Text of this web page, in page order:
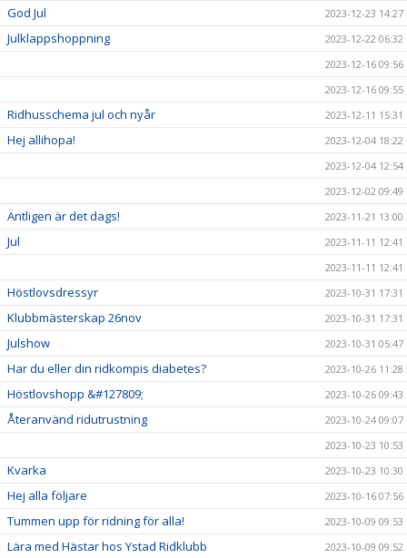
God Jul 2023-12-23 14:27
Julklappshoppning
2023-12-22 06:32
2023-12-16 09:56
2023-12-16 09:55
Ridhusschema jul och nyår 2023-12-11 15:31
Hej allihopa!
2023-12-04 18:22
2023-12-04 12:54
2023-12-02 09:49
Äntligen är det dags! 2023-11-21 13:00
Jul
2023-11-11 12:41
2023-11-11 12:41
Höstlovsdressyr 2023-10-31 17:31
Klubbmästerskap 26nov 2023-10-31 17:31
Julshow 2023-10-31 05:47
Har du eller din ridkompis diabetes? 2023-10-26 11:28
Höstlovshopp &#127809; 2023-10-26 09:43
Återanvänd ridutrustning
2023-10-24 09:07
2023-10-23 10:53
Kvarka 2023-10-23 10:30
Hej alla följare 2023-10-16 07:56
Tummen upp för ridning för alla! 2023-10-09 09:53
Lära med Hästar hos Ystad Ridklubb 2023-10-09 09:52